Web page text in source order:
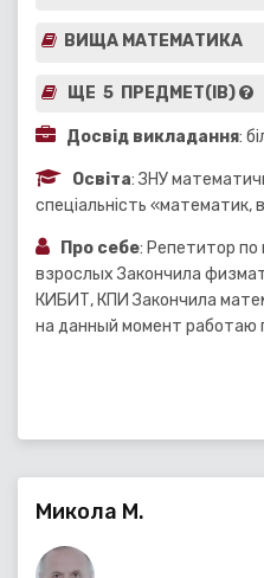
ВИЩА МАТЕМАТИКА
ЩЕ 5 ПРЕДМЕТ(ІВ)
Досвід викладання:
Освіта: ЗНУ
спеціальність
Про себе: Репетитор
взрослых Закончила
КИБИТ, КПИ Закончила
на данный момент работаю
Микола М.